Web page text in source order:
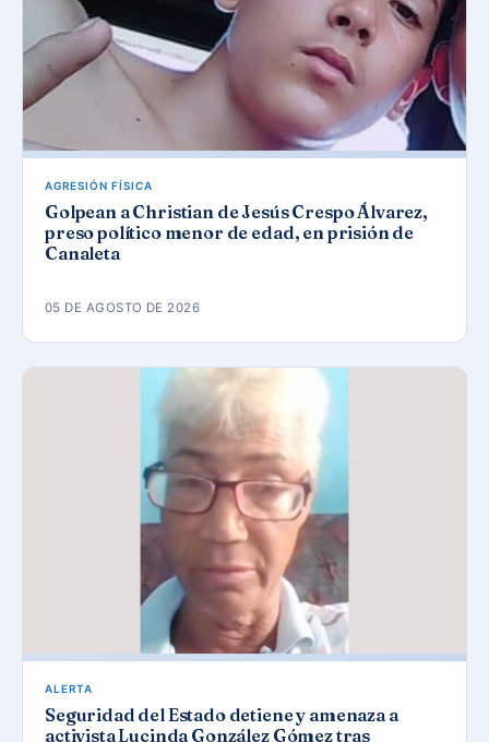
AGRESIÓN FÍSICA
Golpean a Christian de Jesús Crespo Álvarez,
preso político menor de edad, en prisión de
Canaleta
05 DE AGOSTO DE 2026
ALERTA
Seguridad del Estado detiene y amenaza a
activista Lucinda González Gómez tras